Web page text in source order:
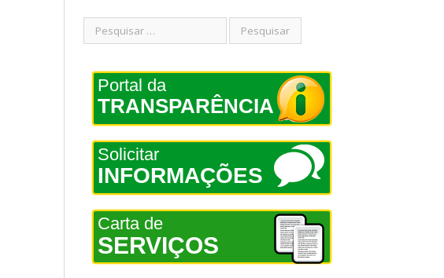
Portal da
TRANSPARÊNCIA
Solicitar
INFORMAÇÕES
Carta de
SERVIÇOS